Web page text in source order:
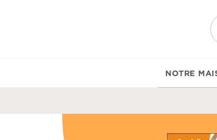
NOTRE